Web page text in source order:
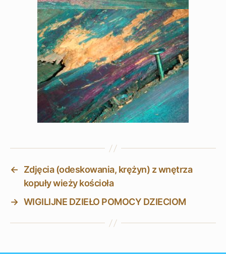
←
Zdjęcia (odeskowania, krężyn) z wnętrza
kopuły wieży kościoła
→ WIGILIJNE DZIEŁO POMOCY DZIECIOM